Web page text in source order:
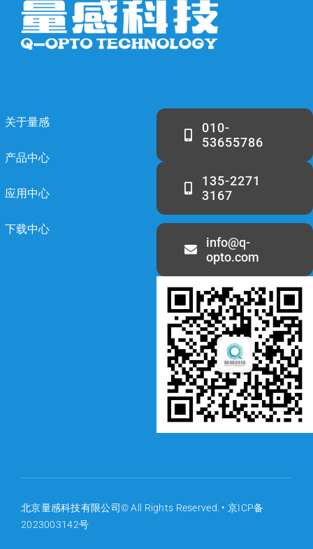
关于量感
产品中心
应用中心
下载中心
010-
53655786
135-2271
3167
info@q-
opto.com
北京量感科技有限公司© All Rights Reserved. • 京ICP备
2023003142号